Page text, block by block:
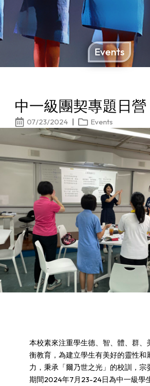
Events
中一級團契專題日營
07/23/2024 Events
本校素來注重學生德、智、體、群、
衡教育，為建立學生有美好的靈性和
力，秉承「爾乃世之光」的校訓，宗
期間2024年7月23-24日為中一級學